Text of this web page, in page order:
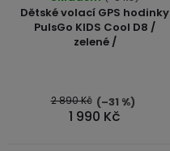
Dětské volací GPS hodinky
PulsGo KIDS Cool D8 /
zelené /
1 990 Kč
2 890 Kč (–31 %)